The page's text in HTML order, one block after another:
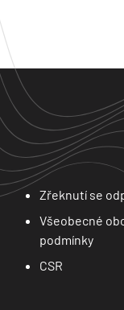
Zřeknutí se
Všeobecné
podmínky
CSR